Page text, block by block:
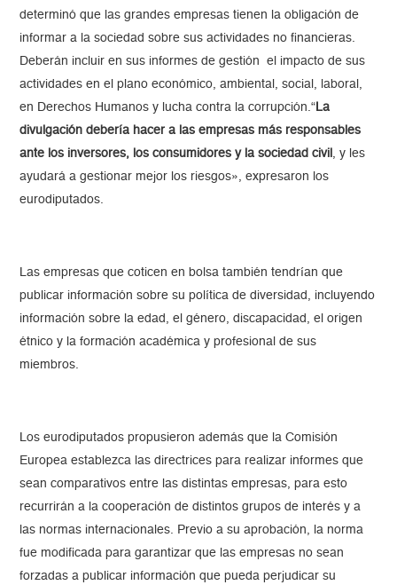
determinó que las grandes empresas tienen la obligación de
informar a la sociedad sobre sus actividades no financieras.
Deberán incluir en sus informes de gestión el impacto de sus
actividades en el plano económico, ambiental, social, laboral,
en Derechos Humanos y lucha contra la corrupción.“ La
divulgación debería hacer a las empresas más responsables
ante los inversores, los consumidores y la sociedad civil , y les
ayudará a gestionar mejor los riesgos», expresaron los
eurodiputados.
Las empresas que coticen en bolsa también tendrían que
publicar información sobre su política de diversidad, incluyendo
información sobre la edad, el género, discapacidad, el origen
étnico y la formación académica y profesional de sus
miembros.
Los eurodiputados propusieron además que la Comisión
Europea establezca las directrices para realizar informes que
sean comparativos entre las distintas empresas, para esto
recurrirán a la cooperación de distintos grupos de interés y a
las normas internacionales. Previo a su aprobación, la norma
fue modificada para garantizar que las empresas no sean
forzadas a publicar información que pueda perjudicar su